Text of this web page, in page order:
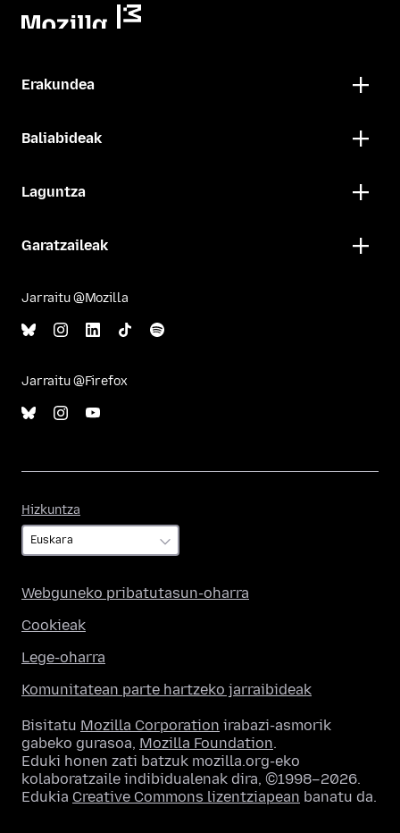
Erakundea
Baliabideak
Laguntza
Garatzaileak
Jarraitu @Mozilla
Jarraitu @Firefox
Hizkuntza
Webguneko pribatutasun-oharra
Cookieak
Lege-oharra
Komunitatean parte hartzeko jarraibideak
Bisitatu Mozilla Corporation irabazi-asmorik
gabeko gurasoa, Mozilla Foundation.
Eduki honen zati batzuk mozilla.org-eko
kolaboratzaile indibidualenak dira, ©1998–2026.
Edukia Creative Commons lizentziapean banatu da.